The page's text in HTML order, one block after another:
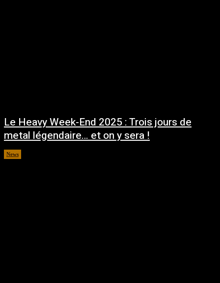
Le Heavy Week-End 2025 : Trois jours de
metal légendaire… et on y sera !
News